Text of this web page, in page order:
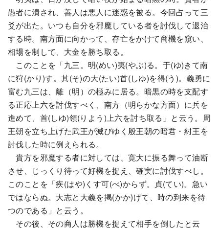
愚者に潰され、善人は悪人に迷惑を被る。今回占って三
爻が出た。いつも自分を邪魔している者を討伐して退治
する時。南方面に向かって、存亡をかけて商機を窺い、
相場を制して、大金を勝ち取る。
このことを「九三。明(めい)夷(やぶ)る。于(ゆ)きて南
に狩(かり)す。其(そ)の大(たい)首(しゆ)を得(う)。義勇に
富む九三は、離（明）の極みに居る。暗黒の時を支配す
る正応上六を討伐すべく、南方（明らかな方面）に兵を
進めて、首(しゆ)領(りよう)上六を討ち取る」と云う。周
王朝を立ち上げた武王が滅びゆく殷王朝の暗君・紂王を
討伐した時に例えられる。
貴方を邪魔する者に対しては、寛大に振る舞って油断
させ、じっくり待って好機を捉え、確実に討伐すべし。
このことを「疾(はや)くす可(べ)からず。貞(てい)。急い
ではならぬ。大志と大義を掲(かか)げて、時の到来を待
つのである」と云う。
その後、その商人は勝機を捉えて相手を倒したと云